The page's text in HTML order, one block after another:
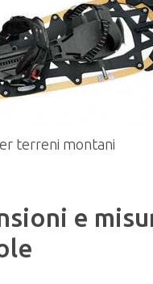
terreni montani
e